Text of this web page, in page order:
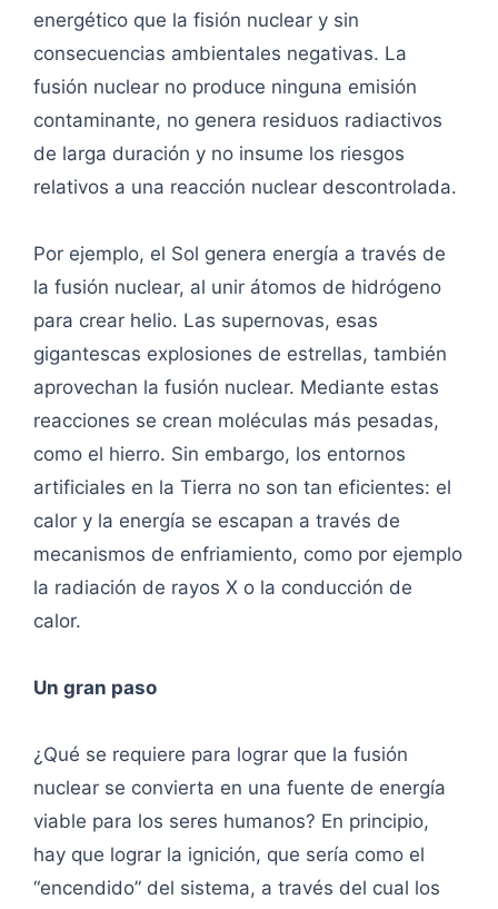
energético que la fisión nuclear y sin
consecuencias ambientales negativas. La
fusión nuclear no produce ninguna emisión
contaminante, no genera residuos radiactivos
de larga duración y no insume los riesgos
relativos a una reacción nuclear descontrolada.
Por ejemplo, el Sol genera energía a través de
la fusión nuclear, al unir átomos de hidrógeno
para crear helio. Las supernovas, esas
gigantescas explosiones de estrellas, también
aprovechan la fusión nuclear. Mediante estas
reacciones se crean moléculas más pesadas,
como el hierro. Sin embargo, los entornos
artificiales en la Tierra no son tan eficientes: el
calor y la energía se escapan a través de
mecanismos de enfriamiento, como por ejemplo
la radiación de rayos X o la conducción de
calor.
Un gran paso
¿Qué se requiere para lograr que la fusión
nuclear se convierta en una fuente de energía
viable para los seres humanos? En principio,
hay que lograr la ignición, que sería como el
“encendido” del sistema, a través del cual los